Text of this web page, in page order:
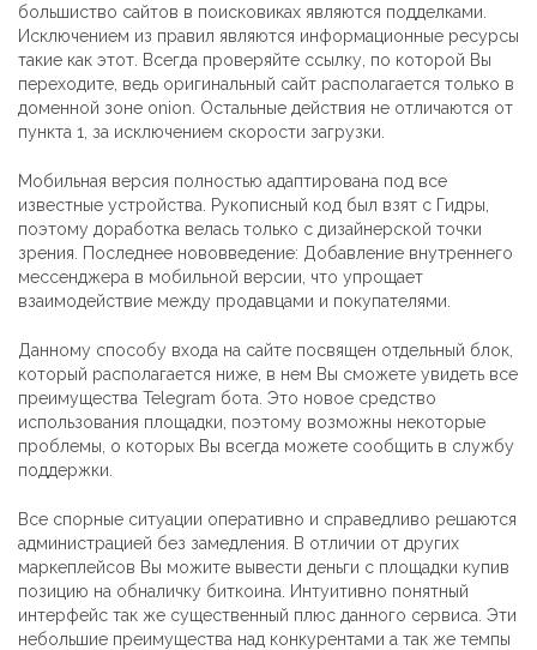
большиство сайтов в поисковиках являются подделками.
Исключением из правил являются информационные ресурсы
такие как этот. Всегда проверяйте ссылку, по которой Вы
переходите, ведь оригинальный сайт располагается только в
доменной зоне onion. Остальные действия не отличаются от
пункта 1, за исключением скорости загрузки.
Мобильная версия полностью адаптирована под все
известные устройства. Рукописный код был взят с Гидры,
поэтому доработка велась только с дизайнерской точки
зрения. Последнее нововведение: Добавление внутреннего
мессенджера в мобильной версии, что упрощает
взаимодействие между продавцами и покупателями.
Данному способу входа на сайте посвящен отдельный блок,
который располагается ниже, в нем Вы сможете увидеть все
преимущества Telegram бота. Это новое средство
использования площадки, поэтому возможны некоторые
проблемы, о которых Вы всегда можете сообщить в службу
поддержки.
Все спорные ситуации оперативно и справедливо решаются
администрацией без замедления. В отличии от других
маркеплейсов Вы можите вывести деньги с площадки купив
позицию на обналичку биткоина. Интуитивно понятный
интерфейс так же существенный плюс данного сервиса. Эти
небольшие преимущества над конкурентами а так же темпы